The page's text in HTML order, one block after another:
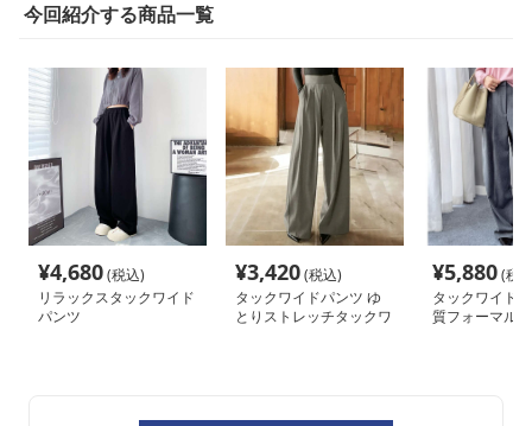
今回紹介する商品一覧
¥4,680(税込)
リラックスタックワイド
パンツ
¥3,420(税込)
タックワイドパンツ ゆ
とりストレッチタックワ
¥5,880(税
タックワイド
質フォーマル